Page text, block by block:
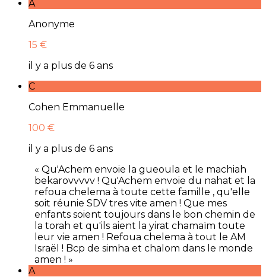
A
Anonyme
15 €
il y a plus de 6 ans
C
Cohen Emmanuelle
100 €
il y a plus de 6 ans
« Qu'Achem envoie la gueoula et le machiah
bekarovvvvv ! Qu'Achem envoie du nahat et la
refoua chelema à toute cette famille , qu'elle
soit réunie SDV tres vite amen ! Que mes
enfants soient toujours dans le bon chemin de
la torah et qu'ils aient la yirat chamaïm toute
leur vie amen ! Refoua chelema à tout le AM
Israël ! Bcp de simha et chalom dans le monde
amen ! »
A